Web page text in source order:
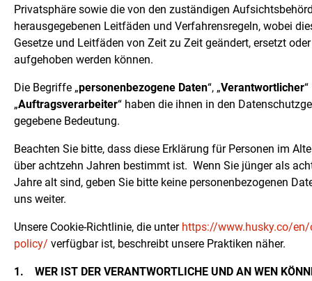
Privatsphäre sowie die von den zuständigen
herausgegebenen Leitfäden und Verfahrensregeln, wobei
Gesetze und Leitfäden von Zeit zu Zeit geändert, ersetzt oder
aufgehoben werden können.
Die Begriffe „personenbezogene Daten“, „Verantwortlicher
„Auftragsverarbeiter“ haben die ihnen in den
gegebene Bedeutung.
Beachten Sie bitte, dass diese Erklärung für Personen im
über achtzehn Jahren bestimmt ist. Wenn Sie jünger als
Jahre alt sind, geben Sie bitte keine personenbezogenen
uns weiter.
Unsere Cookie-Richtlinie, die unter https://www.husky.co/en/
policy/ verfügbar ist, beschreibt unsere Praktiken näher.
1.
WER IST DER VERANTWORTLICHE UND AN WEN